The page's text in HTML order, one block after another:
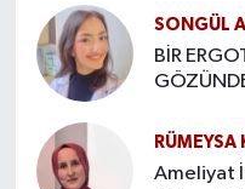
SONGÜL
BİR
RÜMEYSA
Ameliyat